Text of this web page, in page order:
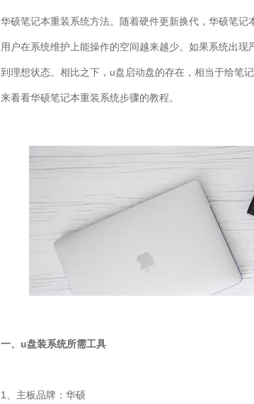
华硕笔记本重装系统方法。随着硬件更新换代，华硕笔
用户在系统维护上能操作的空间越来越少。如果系统出
到理想状态。相比之下， u盘启动盘的存在，相当于给笔
来看看华硕笔记本重装系统步骤的教程。
一、 u盘装系统所需工具
1、主板品牌：华硕